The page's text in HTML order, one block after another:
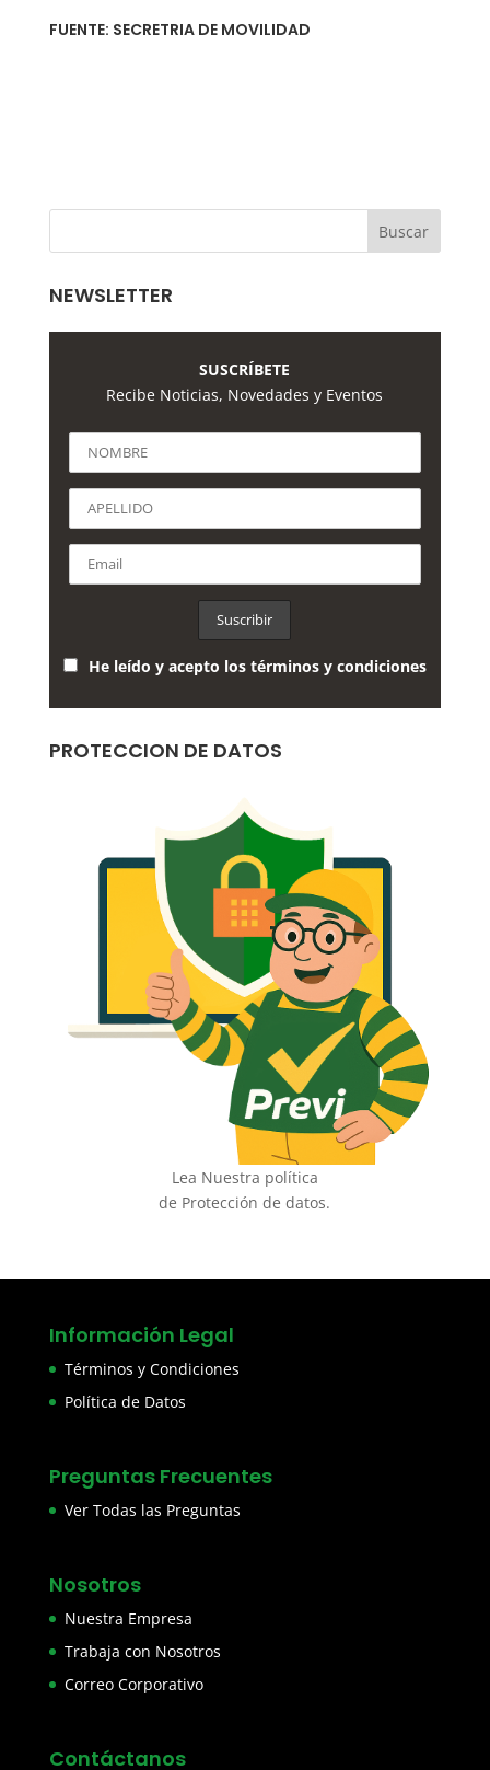
FUENTE: SECRETRIA DE MOVILIDAD
NEWSLETTER
SUSCRÍBETE
Recibe Noticias, Novedades y Eventos
He leído y acepto los términos y condiciones
PROTECCION DE DATOS
Lea Nuestra política
de Protección de datos.
Información Legal
Términos y Condiciones
Política de Datos
Preguntas Frecuentes
Ver Todas las Preguntas
Nosotros
Nuestra Empresa
Trabaja con Nosotros
Correo Corporativo
Contáctanos